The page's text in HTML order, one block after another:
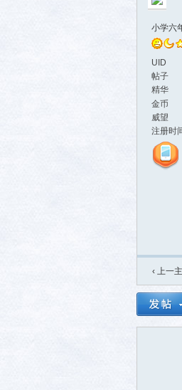
小学六
UID
帖子
精华
金币
威望
注册时
‹ 上一